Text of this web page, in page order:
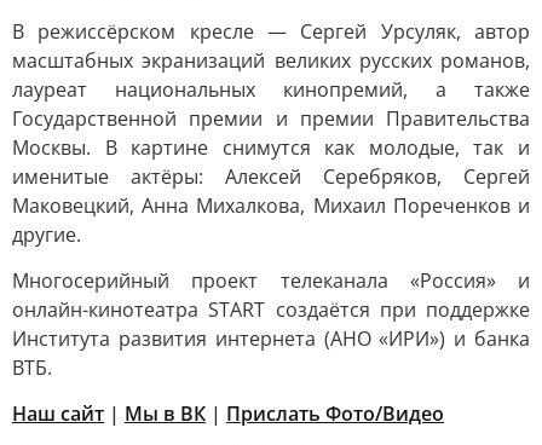
В режиссёрском кресле — Сергей Урсуляк, автор
масштабных экранизаций великих русских романов,
лауреат национальных кинопремий, а также
Государственной премии и премии Правительства
Москвы. В картине снимутся как молодые, так и
именитые актёры: Алексей Серебряков, Сергей
Маковецкий, Анна Михалкова, Михаил Пореченков и
другие.
Многосерийный проект телеканала «Россия» и
онлайн-кинотеатра START создаётся при поддержке
Института развития интернета (АНО «ИРИ») и банка
ВТБ.
Наш сайт | Мы в ВК | Прислать Фото/Видео